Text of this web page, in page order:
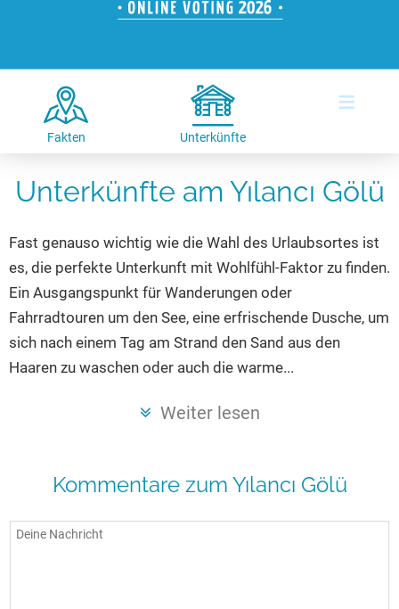
Radtouren am See
Kitesurfen
Kanu- & Kajaktouren
Badeseen in Deutschland
Wellness am See
Romantik Hotels
Urlaub an der Küste
Unterkünfte
Hotels am See
Ferienwohnungen
Camping
Kanu- & Kajak-Urlaub
Wanderurlaub
Bikeurlaub
Auszeit & Wellness
Camping am See
Top-Hotels
Top-Hotel Empfehlungen
Familienhotels
Wellness-Hotels
Biohotels
Ausgefallenes
Häuser auf dem Wasser
Hundefreundliche Unterkünfte
Seen in Deutschland
Seen in Europa
Strandbad-Verzeichnis
Überwachte Badestellen
Unsere See-Highlights
Deutschlands schönste Seen
Top Seen nach Bundesländern
Top Seen nach Regionen
Deutschlands Lieblingsseen
Frankreich
Niederlande
Fakten Unterkünfte
≡
Unterkünfte am Yılancı Gölü
Fast genauso wichtig wie die Wahl des Urlaubsortes ist
es, die perfekte Unterkunft mit Wohlfühl-Faktor zu finden.
Ein Ausgangspunkt für Wanderungen oder
Fahrradtouren um den See, eine erfrischende Dusche, um
sich nach einem Tag am Strand den Sand aus den
Haaren zu waschen oder auch die warme...
Weiter lesen
Kommentare zum Yılancı Gölü